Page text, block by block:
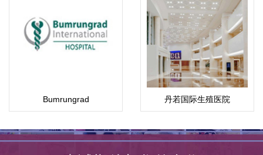
Bumrungrad 丹若国际生殖医院